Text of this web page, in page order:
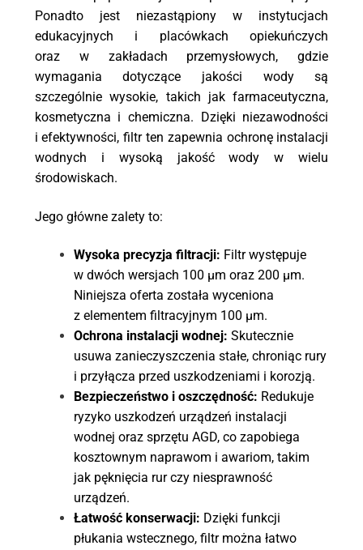
Ponadto jest niezastąpiony w instytucjach
edukacyjnych i placówkach opiekuńczych
oraz w zakładach przemysłowych, gdzie
wymagania dotyczące jakości wody są
szczególnie wysokie, takich jak farmaceutyczna,
kosmetyczna i chemiczna. Dzięki niezawodności
i efektywności, filtr ten zapewnia ochronę instalacji
wodnych i wysoką jakość wody w wielu
środowiskach.
Jego główne zalety to:
Wysoka precyzja filtracji: Filtr występuje
w dwóch wersjach 100 µm oraz 200 µm.
Niniejsza oferta została wyceniona
z elementem filtracyjnym 100 µm.
Ochrona instalacji wodnej: Skutecznie
usuwa zanieczyszczenia stałe, chroniąc rury
i przyłącza przed uszkodzeniami i korozją.
Bezpieczeństwo i oszczędność: Redukuje
ryzyko uszkodzeń urządzeń instalacji
wodnej oraz sprzętu AGD, co zapobiega
kosztownym naprawom i awariom, takim
jak pęknięcia rur czy niesprawność
urządzeń.
Łatwość konserwacji: Dzięki funkcji
płukania wstecznego, filtr można łatwo